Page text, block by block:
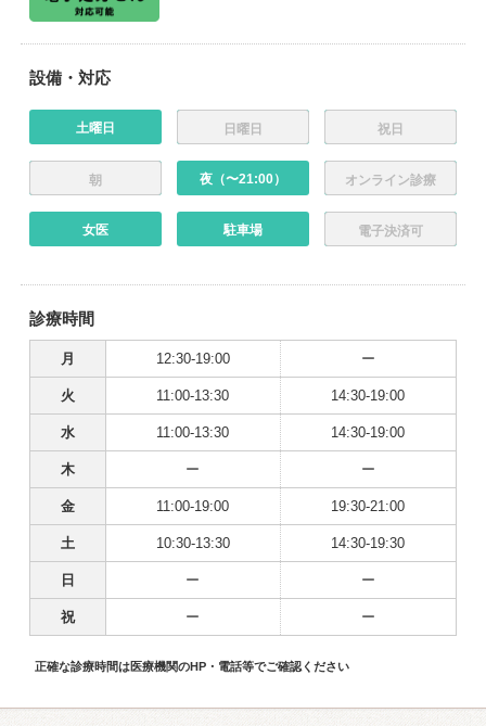
設備・対応
土曜日 日曜日 祝日
朝 夜（〜21:00） オンライン診療
女医 駐車場 電子決済可
診療時間
月 12:30-19:00 ー
火 11:00-13:30 14:30-19:00
水 11:00-13:30 14:30-19:00
木 ー ー
金 11:00-19:00 19:30-21:00
土 10:30-13:30 14:30-19:30
日 ー ー
祝 ー ー
正確な診療時間は医療機関のHP・電話等でご確認ください